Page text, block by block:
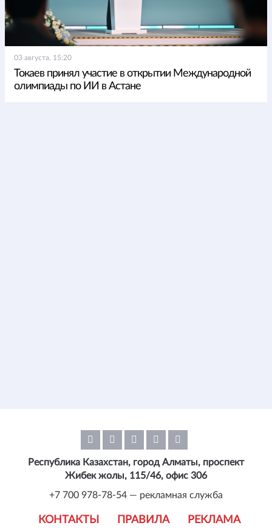
03 августа, 15:20
Токаев принял участие в открытии Международной
олимпиады по ИИ в Астане
КОНТАКТЫ ПРАВИЛА РЕКЛАМА
Республика Казахстан, город Алматы, проспект
Жибек жолы, 115/46, офис 306
+7 700 978-78-54 — рекламная служба